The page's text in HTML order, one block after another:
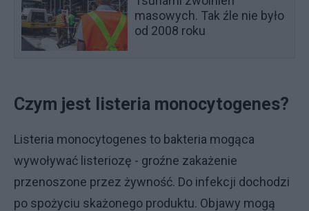
masowych. Tak źle nie było
od 2008 roku
Czym jest listeria monocytogenes?
Listeria monocytogenes to bakteria mogąca
wywoływać listeriozę - groźne zakażenie
przenoszone przez żywność. Do infekcji dochodzi
po spożyciu skażonego produktu. Objawy mogą